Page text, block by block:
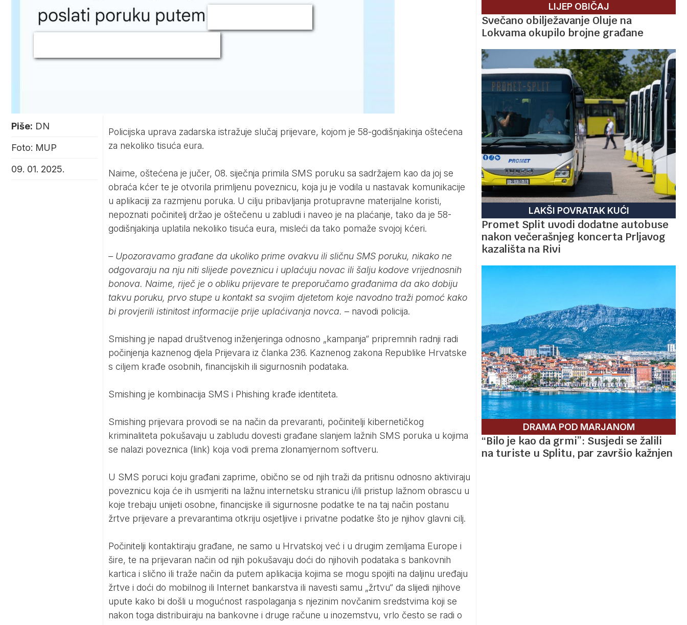
Piše: DN
Foto: MUP
09. 01. 2025.
Policijska uprava zadarska istražuje slučaj prijevare, kojom je 58-godišnjakinja oštećena
za nekoliko tisuća eura.
Naime, oštećena je jučer, 08. siječnja primila SMS poruku sa sadržajem kao da joj se
obraća kćer te je otvorila primljenu poveznicu, koja ju je vodila u nastavak komunikacije
u aplikaciji za razmjenu poruka. U cilju pribavljanja protupravne materijalne koristi,
nepoznati počinitelj držao je oštečenu u zabludi i naveo je na plaćanje, tako da je 58-
godišnjakinja uplatila nekoliko tisuća eura, misleći da tako pomaže svojoj kćeri.
– Upozoravamo građane da ukoliko prime ovakvu ili sličnu SMS poruku, nikako ne
odgovaraju na nju niti slijede poveznicu i uplaćuju novac ili šalju kodove vrijednosnih
bonova. Naime, riječ je o obliku prijevare te preporučamo građanima da ako dobiju
takvu poruku, prvo stupe u kontakt sa svojim djetetom koje navodno traži pomoć kako
bi provjerili istinitost informacije prije uplaćivanja novca. – navodi policija.
Smishing je napad društvenog inženjeringa odnosno „kampanja“ pripremnih radnji radi
počinjenja kaznenog djela Prijevara iz članka 236. Kaznenog zakona Republike Hrvatske
s ciljem krađe osobnih, financijskih ili sigurnosnih podataka.
Smishing je kombinacija SMS i Phishing krađe identiteta.
Smishing prijevara provodi se na način da prevaranti, počinitelji kibernetičkog
kriminaliteta pokušavaju u zabludu dovesti građane slanjem lažnih SMS poruka u kojima
se nalazi poveznica (link) koja vodi prema zlonamjernom softveru.
U SMS poruci koju građani zaprime, obično se od njih traži da pritisnu odnosno aktiviraju
poveznicu koja će ih usmjeriti na lažnu internetsku stranicu i/ili pristup lažnom obrascu u
koje trebaju unijeti osobne, financijske ili sigurnosne podatke te na taj način postanu
žrtve prijevare a prevarantima otkriju osjetljive i privatne podatke što je njihov glavni cilj.
Počinitelji kontaktiraju građane, ne samo u Hrvatskoj već i u drugim zemljama Europe i
šire, te na prijevaran način od njih pokušavaju doći do njihovih podataka s bankovnih
kartica i slično ili traže način da putem aplikacija kojima se mogu spojiti na daljinu uređaju
žrtve i doći do mobilnog ili Internet bankarstva ili navesti samu „žrtvu“ da slijedi njihove
upute kako bi došli u mogućnost raspolaganja s njezinim novčanim sredstvima koji se
nakon toga distribuiraju na bankovne i druge račune u inozemstvu, vrlo često se radi o
LIJEP OBIČAJ
Svečano obilježavanje Oluje na
Lokvama okupilo brojne građane
LAKŠI POVRATAK KUĆI
Promet Split uvodi dodatne autobuse
nakon večerašnjeg koncerta Prljavog
kazališta na Rivi
DRAMA POD MARJANOM
“Bilo je kao da grmi”: Susjedi se žalili
na turiste u Splitu, par završio kažnjen